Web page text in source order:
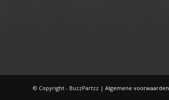
© Copyright - BuzzPartzz | Algemene voorwaarden